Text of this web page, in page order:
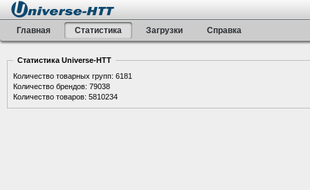
Главная Статистика Загрузки Справка
Статистика Universe-HTT
Количество товарных групп: 6181
Количество брендов: 79038
Количество товаров: 5810234